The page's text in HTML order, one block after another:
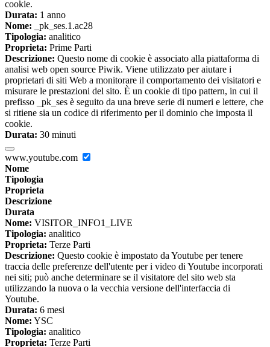
cookie.
Durata: 1 anno
Nome: _pk_ses.1.ac28
Tipologia: analitico
Proprieta: Prime Parti
Descrizione: Questo nome di cookie è associato alla piattaforma di
analisi web open source Piwik. Viene utilizzato per aiutare i
proprietari di siti Web a monitorare il comportamento dei visitatori e
misurare le prestazioni del sito. È un cookie di tipo pattern, in cui il
prefisso _pk_ses è seguito da una breve serie di numeri e lettere, che
si ritiene sia un codice di riferimento per il dominio che imposta il
cookie.
Durata: 30 minuti
www.youtube.com
Nome
Tipologia
Proprieta
Descrizione
Durata
Nome: VISITOR_INFO1_LIVE
Tipologia: analitico
Proprieta: Terze Parti
Descrizione: Questo cookie è impostato da Youtube per tenere
traccia delle preferenze dell'utente per i video di Youtube incorporati
nei siti; può anche determinare se il visitatore del sito web sta
utilizzando la nuova o la vecchia versione dell'interfaccia di
Youtube.
Durata: 6 mesi
Nome: YSC
Tipologia: analitico
Proprieta: Terze Parti